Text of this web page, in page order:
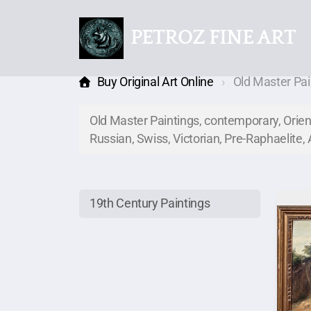
PETROZ FINE ART
Buy Original Art Online Old Master
Old Master Paintings, contemporary,
Russian, Swiss, Victorian, Pre-Raphaelite,
19th Century Paintings